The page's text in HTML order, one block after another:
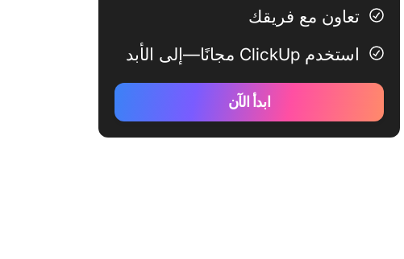
تعاون مع فريقك
استخدم ClickUp مجانًا—إلى الأبد
ابدأ الآن